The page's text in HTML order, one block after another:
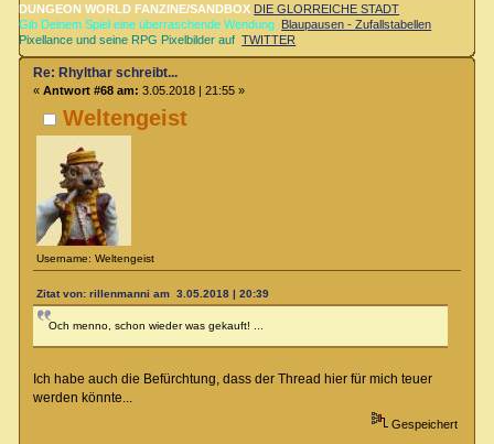
DUNGEON WORLD FANZINE/SANDBOX DIE GLORREICHE STADT
Gib Deinem Spiel eine überraschende Wendung Blaupausen - Zufallstabellen
Pixellance und seine RPG Pixelbilder aufTWITTER
Weltengeist
Username: Weltengeist
Re: Rhylthar schreibt...
« Antwort #68 am: 3.05.2018 | 21:55 »
Zitat von: rillenmanni am 3.05.2018 | 20:39
Och menno, schon wieder was gekauft! ...
Ich habe auch die Befürchtung, dass der Thread hier für mich teuer
werden könnte...
Gespeichert